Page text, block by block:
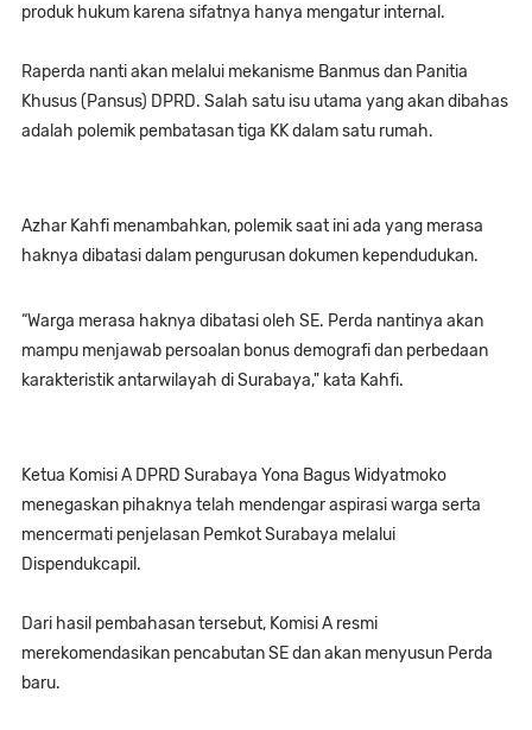
produk hukum karena sifatnya hanya mengatur internal.
Raperda nanti akan melalui mekanisme Banmus dan Panitia
Khusus (Pansus) DPRD. Salah satu isu utama yang akan dibahas
adalah polemik pembatasan tiga KK dalam satu rumah.
Azhar Kahfi menambahkan, polemik saat ini ada yang merasa
haknya dibatasi dalam pengurusan dokumen kependudukan.
“Warga merasa haknya dibatasi oleh SE. Perda nantinya akan
mampu menjawab persoalan bonus demografi dan perbedaan
karakteristik antarwilayah di Surabaya," kata Kahfi.
Ketua Komisi A DPRD Surabaya Yona Bagus Widyatmoko
menegaskan pihaknya telah mendengar aspirasi warga serta
mencermati penjelasan Pemkot Surabaya melalui
Dispendukcapil.
Dari hasil pembahasan tersebut, Komisi A resmi
merekomendasikan pencabutan SE dan akan menyusun Perda
baru.